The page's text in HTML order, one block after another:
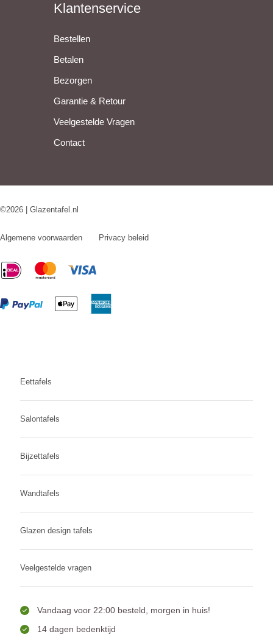
Klantenservice
Bestellen
Betalen
Bezorgen
Garantie & Retour
Veelgestelde Vragen
Contact
©2026 | Glazentafel.nl
Algemene voorwaarden Privacy beleid
Eettafels
Salontafels
Bijzettafels
Wandtafels
Glazen design tafels
Veelgestelde vragen
Vandaag voor 22:00 besteld, morgen in huis!
14 dagen bedenktijd